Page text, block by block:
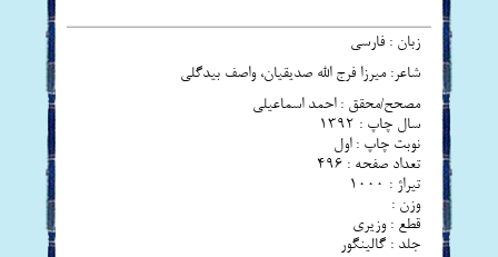
زبان : فارسی
شاعر: میرزا فرج الله صدیقیان، واصف بیدگلی
مصحح/محقق : احمد اسماعیلی
سال چاپ : 1392
نوبت چاپ : اول
تعداد صفحه : 496
تيراژ : 1000
وزن : -
قطع : وزیری
جلد : گالینگور